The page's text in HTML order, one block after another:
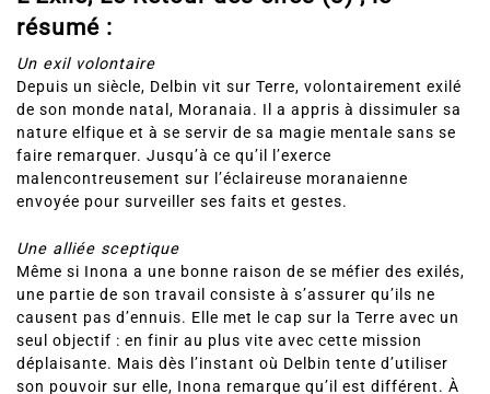
résumé :
Un exil volontaire
Depuis un siècle, Delbin vit sur Terre, volontairement exilé
de son monde natal, Moranaia. Il a appris à dissimuler sa
nature elfique et à se servir de sa magie mentale sans se
faire remarquer. Jusqu’à ce qu’il l’exerce
malencontreusement sur l’éclaireuse moranaienne
envoyée pour surveiller ses faits et gestes.
Une alliée sceptique
Même si Inona a une bonne raison de se méfier des exilés,
une partie de son travail consiste à s’assurer qu’ils ne
causent pas d’ennuis. Elle met le cap sur la Terre avec un
seul objectif : en finir au plus vite avec cette mission
déplaisante. Mais dès l’instant où Delbin tente d’utiliser
son pouvoir sur elle, Inona remarque qu’il est différent. À